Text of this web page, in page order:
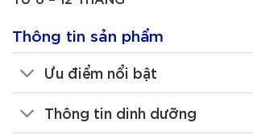
Thông tin sản phẩm
Ưu điểm nổi bật
Thông tin dinh dưỡng